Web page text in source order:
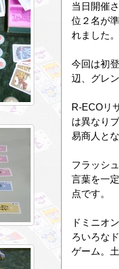
当日開催
位２名が
れました
今回は初
辺、グレ
R-ECOリ
は異なり
易商人と
フラッシ
言葉を一
点です。
ドミニオ
ろいろな
ゲーム。